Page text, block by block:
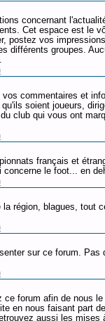
concernant
Cet espace est le
postez vos
différents groupes.
vos commentaires et
soient joueurs,
club qui vous ont
français et
le foot... en
région, blagues, tout
sur ce forum. Pas
ce forum afin de nous le
en nous faisant part
aussi les mises